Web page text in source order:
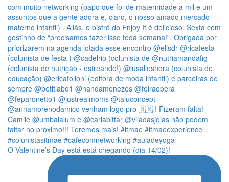
O Valentine’s Day está está chegando (dia 14/02)!